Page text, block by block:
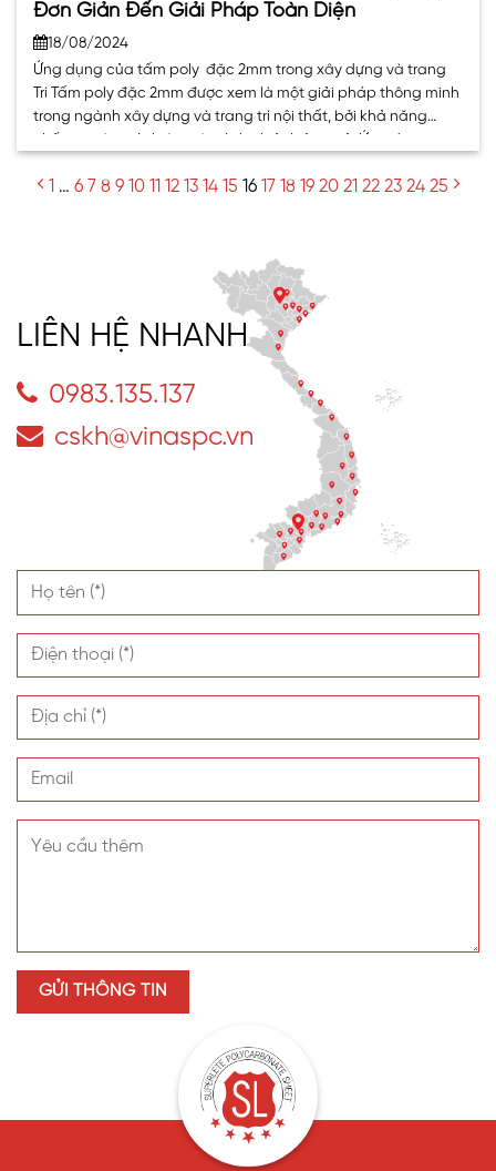
Đơn Giản Đến Giải Pháp Toàn Diện
18/08/2024
Ứng dụng của tấm poly đặc 2mm trong xây dựng và trang
Trí Tấm poly đặc 2mm được xem là một giải pháp thông minh
trong ngành xây dựng và trang trí nội thất, bởi khả năng
chống nước, cách âm và cách nhiệt hiệu quả. Ứng dụng
1 … 6 7 8 9 10 11 12 13 14 15 16 17 18 19 20 21 22 23 24 25
LIÊN HỆ NHANH
0983.135.137
cskh@vinaspc.vn